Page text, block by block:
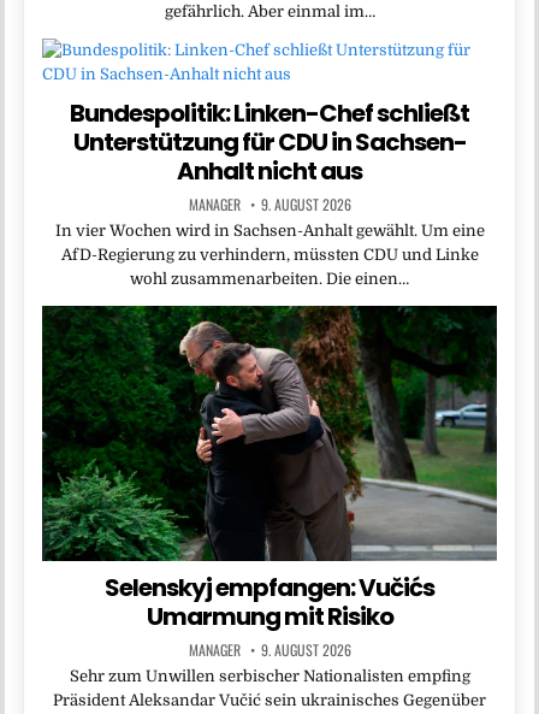
gefährlich. Aber einmal im…
Bundespolitik: Linken-Chef schließt
Unterstützung für CDU in Sachsen-
Anhalt nicht aus
MANAGER 9. AUGUST 2026
In vier Wochen wird in Sachsen-Anhalt gewählt. Um eine
AfD-Regierung zu verhindern, müssten CDU und Linke
wohl zusammenarbeiten. Die einen…
Selenskyj empfangen: Vučićs
Umarmung mit Risiko
MANAGER 9. AUGUST 2026
Sehr zum Unwillen serbischer Nationalisten empfing
Präsident Aleksandar Vučić sein ukrainisches Gegenüber